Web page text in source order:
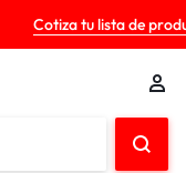
Cotiza tu lista de